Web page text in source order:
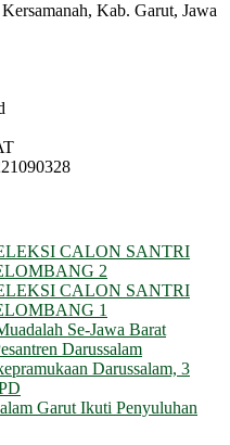
Kab. Garut, Jawa
CALON SANTRI
2
CALON SANTRI
1
Se-Jawa Barat
Darussalam
Darussalam, 3
Garut Ikuti Penyuluhan